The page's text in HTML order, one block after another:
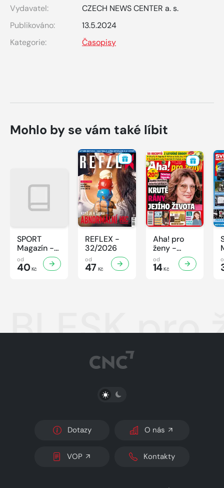
Vydavatel:
CZECH NEWS CENTER a. s.
Publikováno:
13.5.2024
Kategorie:
Časopisy
Mohlo by se vám také líbit
SPORT
Magazín -
32/2026
od
40Kč
REFLEX -
32/2026
od
47 Kč
Aha! pro
ženy -
32/2026
od
14Kč
BLESK
PŘEPNOUT SVĚTLÝ/TMAVÝ REŽIM
Dotazy O nás
VOP Kontakty